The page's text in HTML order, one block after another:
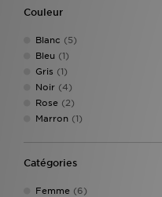
Couleur
Blanc (5)
Bleu (1)
Gris (1)
Noir (4)
Rose (2)
Marron (1)
Catégories
Femme (6)